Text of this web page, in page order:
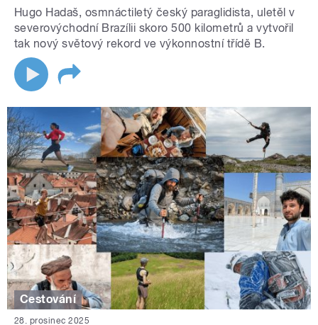
Hugo Hadaš, osmnáctiletý český paraglidista, uletěl v
severovýchodní Brazílii skoro 500 kilometrů a vytvořil
tak nový světový rekord ve výkonnostní třídě B.
Cestování
28. prosinec 2025